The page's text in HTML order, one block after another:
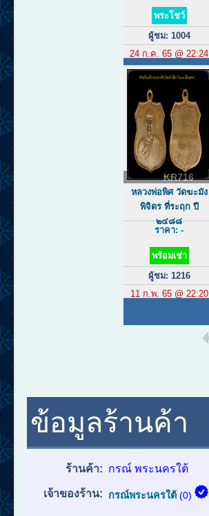
พระโชว์
ผู้ชม: 1004
24 ก.ค. 65 @ 22:24
KR716
หลวงพ่อพิศ วัดฆะมัง
พิจิตร ที่ระฤก ปี
๒๔๘๘
ราคา: -
พร้อมเช่า
ผู้ชม: 1216
11 ก.พ. 65 @ 22:20
ข้อมูลร้านค้า
ร้านค้า: กรณ์ พระนครใต้
เจ้าของร้าน: กรณ์พระนครใต้ (0)